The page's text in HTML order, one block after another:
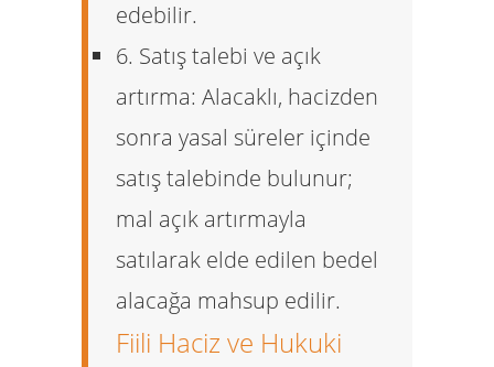
edebilir.
6. Satış talebi ve açık
artırma: Alacaklı, hacizden
sonra yasal süreler içinde
satış talebinde bulunur;
mal açık artırmayla
satılarak elde edilen bedel
alacağa mahsup edilir.
Fiili Haciz ve Hukuki